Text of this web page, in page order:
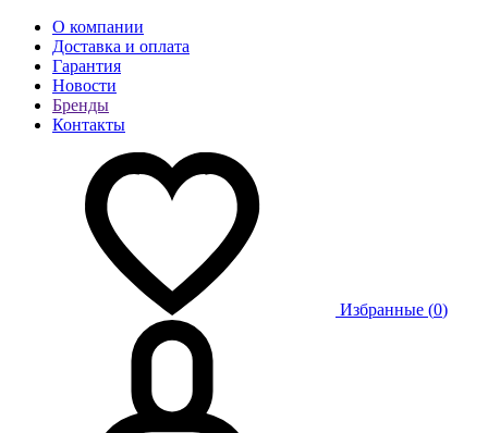
О компании
Доставка и оплата
Гарантия
Новости
Бренды
Контакты
Избранные (0)